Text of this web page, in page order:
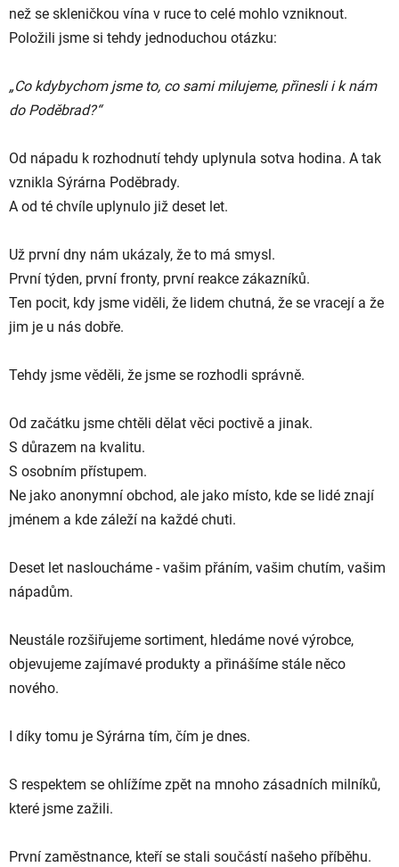
než se skleničkou vína v ruce to celé mohlo vzniknout.
Položili jsme si tehdy jednoduchou otázku:
„Co kdybychom jsme to, co sami milujeme, přinesli i k nám
do Poděbrad?“
Od nápadu k rozhodnutí tehdy uplynula sotva hodina. A tak
vznikla Sýrárna Poděbrady.
A od té chvíle uplynulo již deset let.
Už první dny nám ukázaly, že to má smysl.
První týden, první fronty, první reakce zákazníků.
Ten pocit, kdy jsme viděli, že lidem chutná, že se vracejí a že
jim je u nás dobře.
Tehdy jsme věděli, že jsme se rozhodli správně.
Od začátku jsme chtěli dělat věci poctivě a jinak.
S důrazem na kvalitu.
S osobním přístupem.
Ne jako anonymní obchod, ale jako místo, kde se lidé znají
jménem a kde záleží na každé chuti.
Deset let nasloucháme - vašim přáním, vašim chutím, vašim
nápadům.
Neustále rozšiřujeme sortiment, hledáme nové výrobce,
objevujeme zajímavé produkty a přinášíme stále něco
nového.
I díky tomu je Sýrárna tím, čím je dnes.
S respektem se ohlížíme zpět na mnoho zásadních milníků,
které jsme zažili.
První zaměstnance, kteří se stali součástí našeho příběhu.